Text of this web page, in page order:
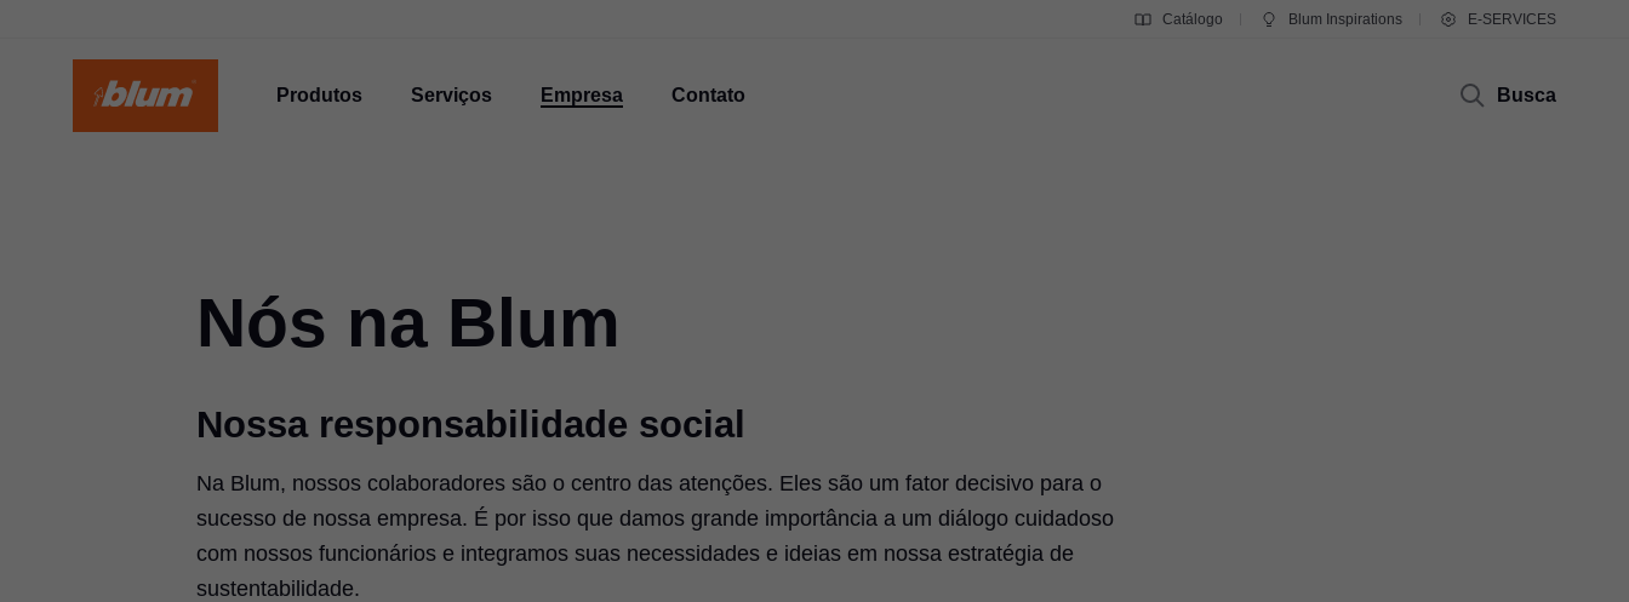
Catálogo Blum Inspirations E-SERVICES
Produtos Serviços Empresa Contato Busca
Nós na Blum
Nossa responsabilidade social
Na Blum, nossos colaboradores são o centro das atenções. Eles são um fator decisivo para o
sucesso de nossa empresa. É por isso que damos grande importância a um diálogo cuidadoso
com nossos funcionários e integramos suas necessidades e ideias em nossa estratégia de
sustentabilidade.